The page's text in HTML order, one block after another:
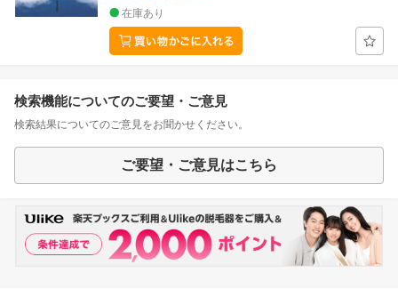
在庫あり
検索機能についてのご要望・ご意見
検索結果についてのご意見をお聞かせください。
ご要望・ご意見はこちら